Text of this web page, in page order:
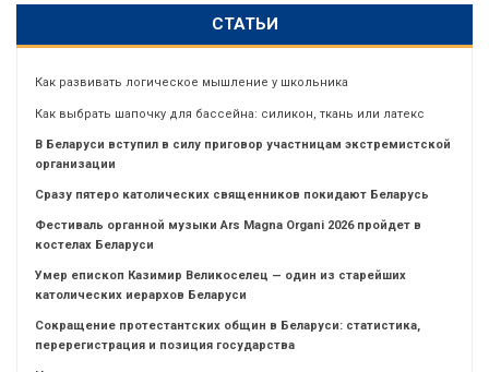
СТАТЬИ
Как развивать логическое мышление у школьника
Как выбрать шапочку для бассейна: силикон, ткань или латекс
В Беларуси вступил в силу приговор участницам экстремистской
организации
Сразу пятеро католических священников покидают Беларусь
Фестиваль органной музыки Ars Magna Organi 2026 пройдет в
костелах Беларуси
Умер епископ Казимир Великоселец — один из старейших
католических иерархов Беларуси
Сокращение протестантских общин в Беларуси: статистика,
перерегистрация и позиция государства